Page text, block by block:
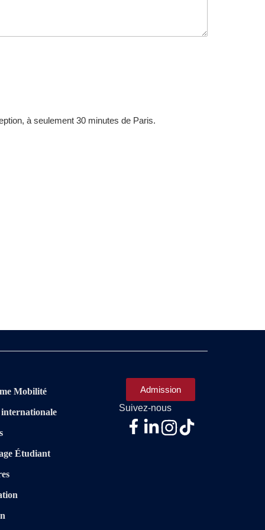
à seulement 30 minutes de Paris.
Mobilité
internationale
Étudiant
Admission
Suivez-nous